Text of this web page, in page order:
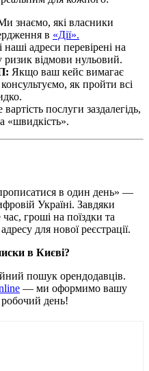
знаємо, які власники
в «Дії».
наші адреси перевірені на
ризик відмови нульовий.
Якщо ваш кейс вимагає
як пройти всі
послуги заздалегідь,
«швидкість».
в один день» —
Україні. Завдяки
гроші на поїздки та
для нової реєстрації.
в Києві?
пошук орендодавців.
— ми оформимо вашу
день!